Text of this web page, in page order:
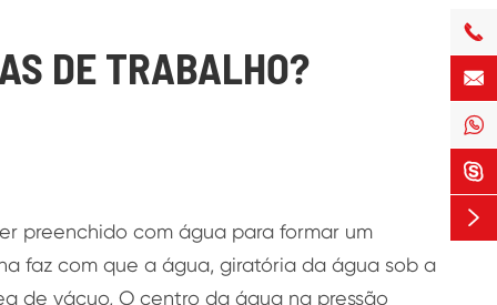
DE TRABALHO?
preenchido com água para formar um
faz com que a água, giratória da água sob a
de vácuo, O centro da água na pressão




